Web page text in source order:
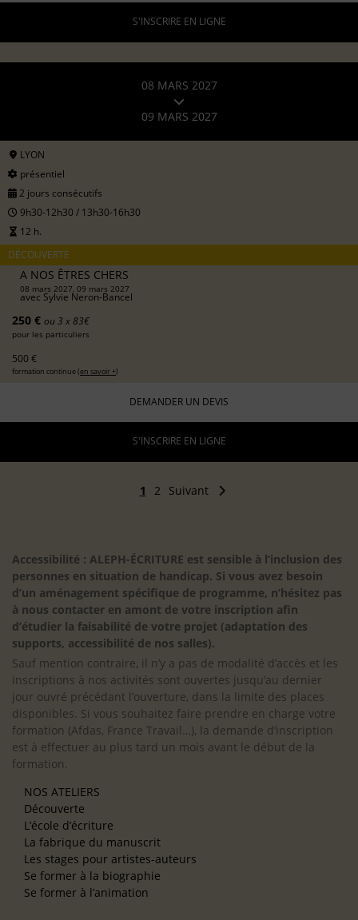
S'INSCRIRE EN LIGNE
08 MARS 2027
09 MARS 2027
LYON
présentiel
2 jours consécutifs
9h30-12h30 / 13h30-16h30
12 h.
DÉCOUVERTE
A NOS ÊTRES CHERS
08 mars 2027, 09 mars 2027
avec Sylvie Neron-Bancel
250 € ou 3 x 83€
pour les particuliers
500 €
formation continue (en savoir +)
DEMANDER UN DEVIS
S'INSCRIRE EN LIGNE
1 2 Suivant
Accessibilité : ALEPH-ÉCRITURE est sensible à l’inclusion des
personnes en situation de handicap. Si vous avez besoin
d’un aménagement spécifique de programme, n’hésitez pas
à nous contacter en amont de votre inscription afin
d’étudier la faisabilité de votre projet (adaptation des
supports, accessibilité de nos salles).
Sauf mention contraire, il n’y a pas de modalité d’accès et les
inscriptions à nos activités sont ouvertes jusqu’au dernier
jour ouvré précédant l’ouverture, dans la limite des places
disponibles. Si vous souhaitez faire prendre en charge votre
formation (Afdas, France Travail…), la demande d’inscription
est à effectuer au plus tard un mois avant le début de la
formation.
NOS ATELIERS
Découverte
L’école d’écriture
La fabrique du manuscrit
Les stages pour artistes-auteurs
Se former à la biographie
Se former à l’animation